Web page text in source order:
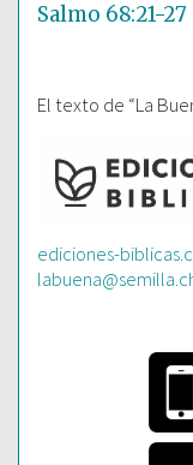
Salmo 68:21-27
El texto de “La
ediciones-